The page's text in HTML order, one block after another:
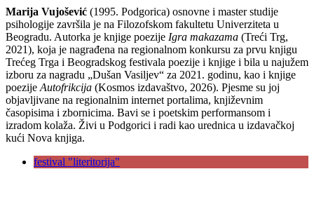
Marija Vujošević (1995. Podgorica) osnovne i master studije
psihologije završila je na Filozofskom fakultetu Univerziteta u
Beogradu. Autorka je knjige poezije Igra makazama (Treći Trg,
2021), koja je nagrađena na regionalnom konkursu za prvu knjigu
Trećeg Trga i Beogradskog festivala poezije i knjige i bila u najužem
izboru za nagradu „Dušan Vasiljev“ za 2021. godinu, kao i knjige
poezije Autofrikcija (Kosmos izdavaštvo, 2026). Pjesme su joj
objavljivane na regionalnim internet portalima, književnim
časopisima i zbornicima. Bavi se i poetskim performansom i
izradom kolaža. Živi u Podgorici i radi kao urednica u izdavačkoj
kući Nova knjiga.
festival "literitorija"